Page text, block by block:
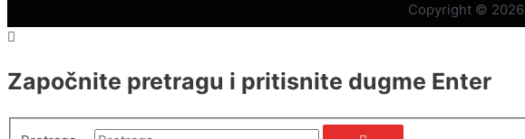
Copyright © 2026
Započnite pretragu i pritisnite dugme Enter